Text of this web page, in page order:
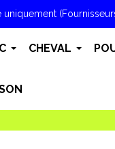
uniquement
CHEVAL